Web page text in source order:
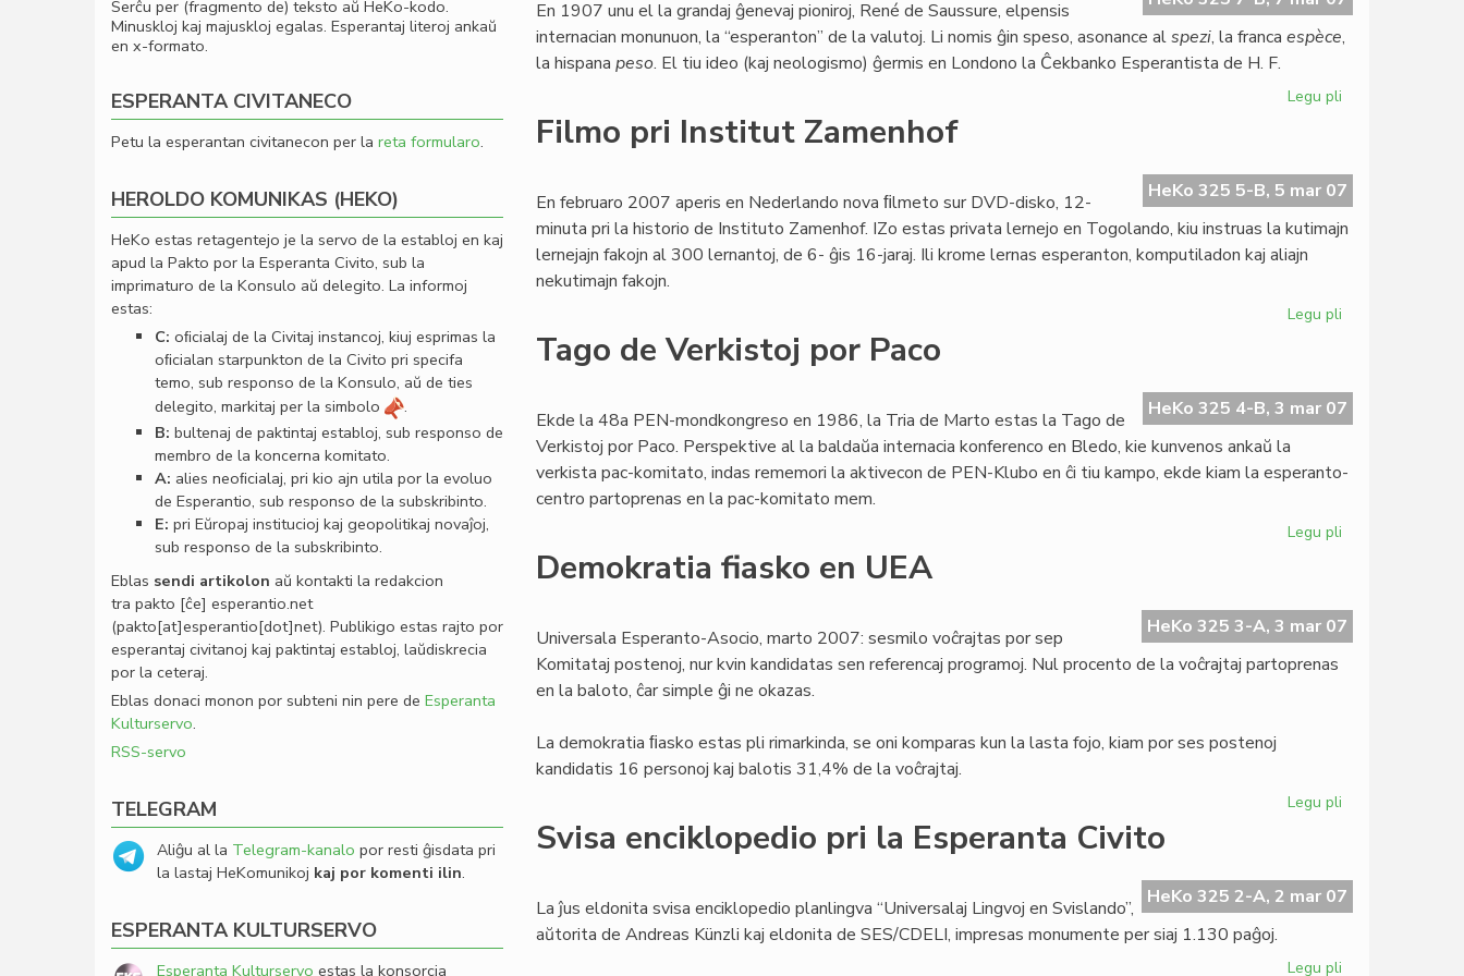
En 1907 unu el la grandaj ĝenevaj pioniroj, René de Saussure, elpensis
internacian monunuon, la “esperanton” de la valutoj. Li nomis ĝin speso, asonance alspezi, la franca espèce,
la hispana peso. El tiu ideo (kaj neologismo) ĝermis en Londono la Ĉekbanko Esperantista de H. F.
Legu pli
centjara
Filmo pri Institut Zamenhof
HeKo 325 5-B, 5 mar 07
En februaro 2007 aperis en Nederlando nova ﬁlmeto sur DVD-disko, 12-
minuta pri la historio de Instituto Zamenhof. IZo estas privata lernejo en Togolando, kiu instruas la kutimajn
lernejajn fakojn al 300 lernantoj, de 6- ĝis 16-jaraj. Ili krome lernas esperanton, komputiladon kaj aliajn
nekutimajn fakojn.
Legu pli
Zamenhof
Tago de Verkistoj por Paco
HeKo 325 4-B, 3 mar 07
Ekde la 48a PEN-mondkongreso en 1986, la Tria de Marto estas la Tago de
Verkistoj por Paco. Perspektive al la baldaŭa internacia konferenco en Bledo, kie kunvenos ankaŭ la
verkista pac-komitato, indas rememori la aktivecon de PEN-Klubo en ĉi tiu kampo, ekde kiam la esperanto-
centro partoprenas en la pac-komitato mem.
Legu pli
por
Paco
Demokratia fiasko en UEA
HeKo 325 3-A, 3 mar 07
Universala Esperanto-Asocio, marto 2007: sesmilo voĉrajtas por sep
Komitataj postenoj, nur kvin kandidatas sen referencaj programoj. Nul procento de la voĉrajtaj partoprenas
en la baloto, ĉar simple ĝi ne okazas.
La demokratia ﬁasko estas pli rimarkinda, se oni komparas kun la lasta fojo, kiam por ses postenoj
kandidatis 16 personoj kaj balotis 31,4% de la voĉrajtaj.
Legu pli
UEA
Svisa enciklopedio pri la Esperanta Civito
HeKo 325 2-A, 2 mar 07
La ĵus eldonita svisa enciklopedio planlingva “Universalaj Lingvoj en Svislando”,
aŭtorita de Andreas Künzli kaj eldonita de SES/CDELI, impresas monumente per siaj 1.130 paĝoj.
Legu pli
Serĉu per (fragmento de) teksto aŭ HeKo-kodo.
Minuskloj kaj majuskloj egalas. Esperantaj literoj ankaŭ
en x-formato.
ESPERANTA CIVITANECO
Petu la esperantan civitanecon per la reta formularo.
HEROLDO KOMUNIKAS (HEKO)
HeKo estas retagentejo je la servo de la establoj en kaj
apud la Pakto por la Esperanta Civito, sub la
imprimaturo de la Konsulo aŭ delegito. La informoj
estas:
C: oﬁcialaj de la Civitaj instancoj, kiuj esprimas la
oﬁcialan starpunkton de la Civito pri specifa
temo, sub responso de la Konsulo, aŭ de ties
delegito, markitaj per la simbolo
.
B: bultenaj de paktintaj establoj, sub responso de
membro de la koncerna komitato.
A: alies neoﬁcialaj, pri kio ajn utila por la evoluo
de Esperantio, sub responso de la subskribinto.
E: pri Eŭropaj institucioj kaj geopolitikaj novaĵoj,
sub responso de la subskribinto.
Eblas sendi artikolon aŭ kontakti la redakcion
tra pakto [ĉe] esperantio.net
(pakto[at]esperantio[dot]net). Publikigo estas rajto por
esperantaj civitanoj kaj paktintaj establoj, laŭdiskrecia
por la ceteraj.
Eblas donaci monon por subteni nin pere de Esperanta
Kulturservo.
RSS-servo
TELEGRAM
Aliĝu al la Telegram-kanalo por resti ĝisdata pri
la lastaj HeKomunikoj kaj por komenti ilin.
ESPERANTA KULTURSERVO
Esperanta Kulturservo estas la konsorcia